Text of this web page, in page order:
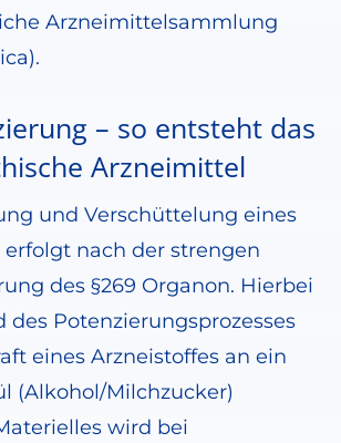
Arzneimittelsammlung
– so entsteht das
Arzneimittel
und Verschüttelung eines
nach der strengen
des §269 Organon. Hierbei
Potenzierungsprozesses
eines Arzneistoffes an ein
(Alkohol/Milchzucker)
wird bei